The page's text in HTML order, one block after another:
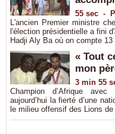
55 sec-
L'ancien Premier ministre
l'élection présidentielle a fini
Hadji Aly Ba où on compte
« Tout
mon
3 min 55
Champion d’Afrique
aujourd’hui la fierté d’une
le milieu offensif des Lions